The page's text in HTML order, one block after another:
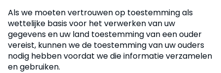
Als we moeten vertrouwen op toestemming als
wettelijke basis voor het verwerken van uw
gegevens en uw land toestemming van een ouder
vereist, kunnen we de toestemming van uw ouders
nodig hebben voordat we die informatie verzamelen
en gebruiken.